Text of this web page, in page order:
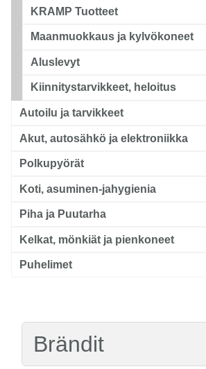
KRAMP Tuotteet
Maanmuokkaus ja kylvökoneet
Aluslevyt
Kiinnitystarvikkeet, heloitus
Autoilu ja tarvikkeet
Akut, autosähkö ja elektroniikka
Polkupyörät
Koti, asuminen-jahygienia
Piha ja Puutarha
Kelkat, mönkiät ja pienkoneet
Puhelimet
Brändit